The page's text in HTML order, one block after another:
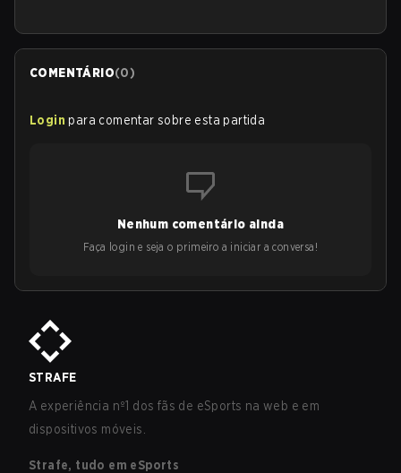
COMENTÁRIO(0)
Login para comentar sobre esta partida
Nenhum comentário ainda
Faça login e seja o primeiro a iniciar a conversa!
STRAFE
A experiência nº1 dos fãs de eSports na web e em
dispositivos móveis.
Strafe, tudo em eSports